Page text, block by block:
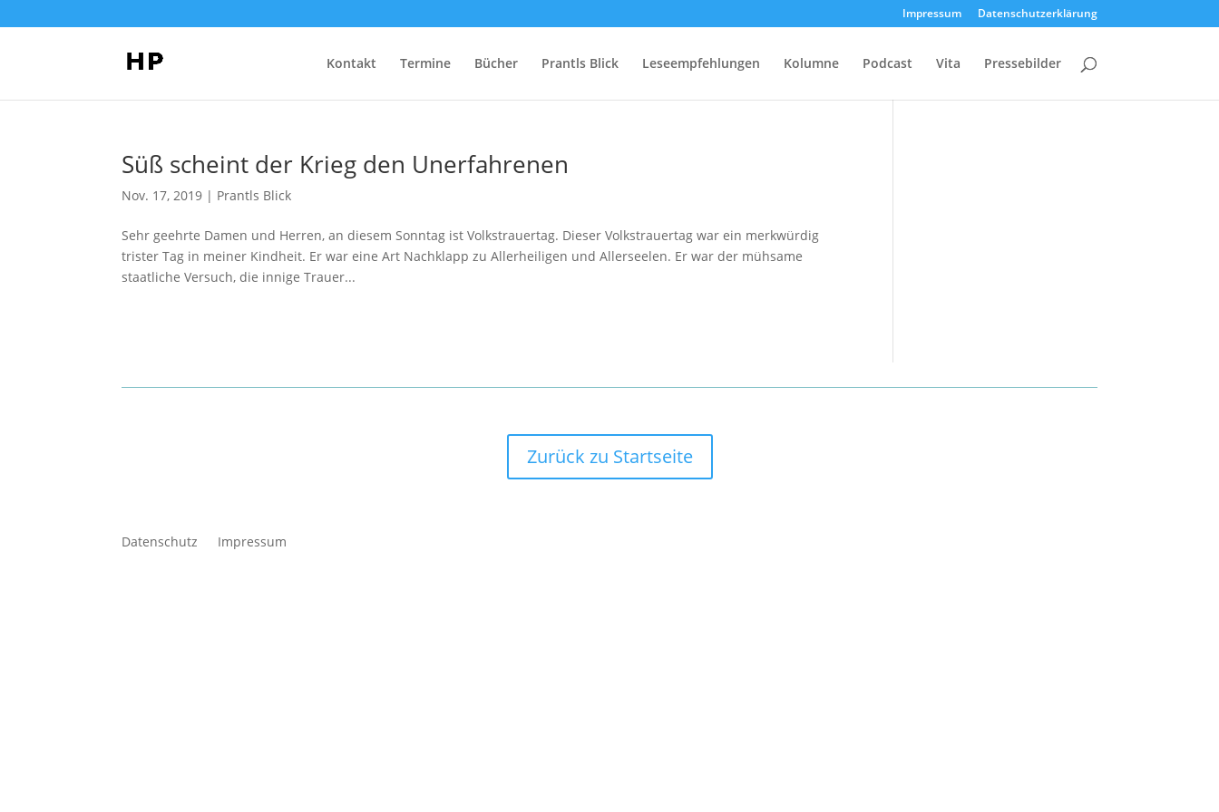
Impressum Datenschutzerklärung
Kontakt Termine Bücher Prantls Blick Leseempfehlungen Kolumne Podcast Vita Pressebilder
Süß scheint der Krieg den Unerfahrenen
Nov. 17, 2019 | Prantls Blick
Sehr geehrte Damen und Herren, an diesem Sonntag ist Volkstrauertag. Dieser Volkstrauertag war ein merkwürdig
trister Tag in meiner Kindheit. Er war eine Art Nachklapp zu Allerheiligen und Allerseelen. Er war der mühsame
staatliche Versuch, die innige Trauer...
Zurück zu Startseite
Datenschutz Impressum